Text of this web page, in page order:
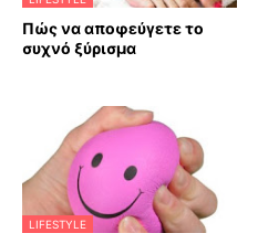
Πώς να αποφεύγετε το
συχνό ξύρισμα
LIFESTYLE